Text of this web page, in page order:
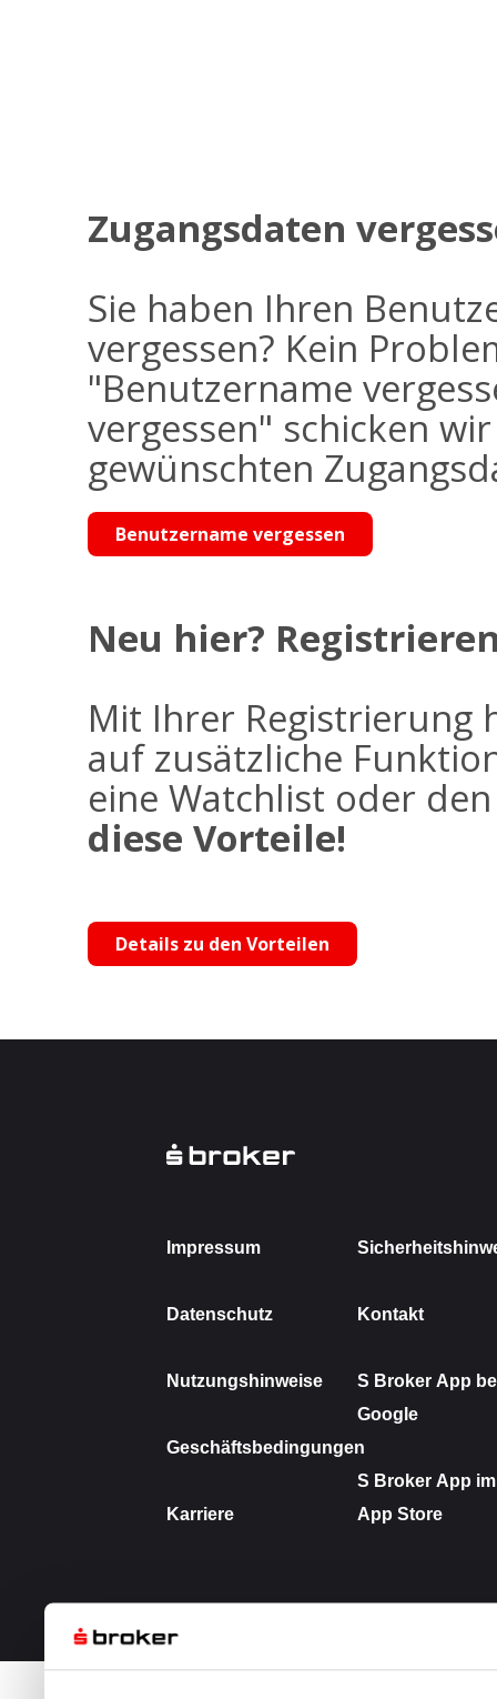
Zugangsdaten
Sie haben Ihren
vergessen? Kein
"Benutzername
vergessen" schicken
gewünschten
Benutzername vergessen
Neu hier?
Mit Ihrer Registrierung
auf zusätzliche
eine Watchlist oder
diese Vorteile!
Details zu den Vorteilen